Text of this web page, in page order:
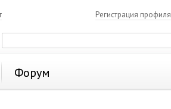
Регистрация профиля
Форум